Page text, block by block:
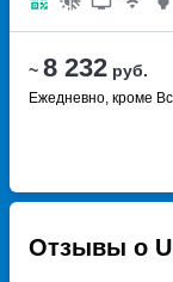
~ 8 232 руб.
Ежедневно, кроме Вс
Отзывы о